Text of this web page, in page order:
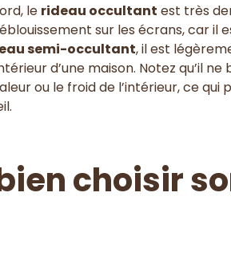
le rideau occultant est très
sur les écrans, car il
semi-occultant, il est
d’une maison. Notez qu’il ne
ou le froid de l’intérieur, ce qui
choisir